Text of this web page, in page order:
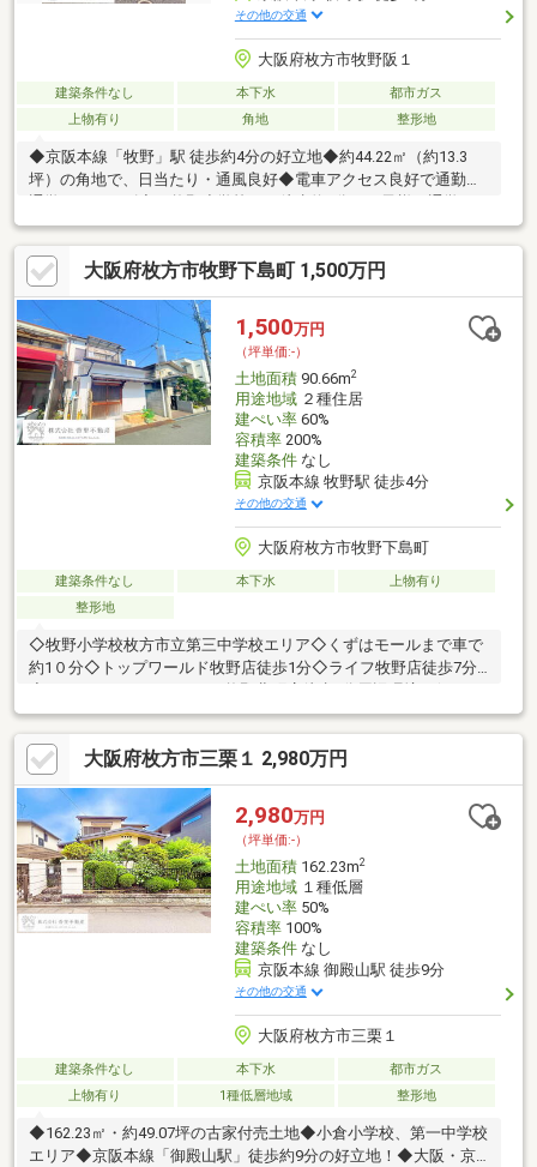
その他の交通
大阪府枚方市牧野阪１
建築条件なし 本下水
都市ガス
上物有り
角地 整形地
◆京阪本線「牧野」駅 徒歩約4分の好立地◆約44.22㎡（約13.3
坪）の角地で、日当たり・通風良好◆電車アクセス良好で通勤・
安心の距離◆保育施設や公園が近く、子育て世帯に最適 - かじ
ゅまる木保育園 徒歩約6分 - 牧野幼稚園 徒歩約5分 - 西牧野公
園 徒歩約6分◆スーパーや生活施設も充実。毎日の買い物や生活
に便利な環境
大阪府枚方市牧野下島町 1,500万円
1,500万円
（坪単価:-）
土地面積90.66m2
用途地域２種住居
建ぺい率60%
容積率200%
建築条件なし
京阪本線 牧野駅 徒歩4分
その他の交通
大阪府枚方市牧野下島町
建築条件なし 本下水
上物有り
整形地
◇牧野小学校枚方市立第三中学校エリア◇くずはモールまで車で
約1０分◇トップワールド牧野店徒歩1分◇ライフ牧野店徒歩7分
リアです！＊連棟住宅につき解体を行う際は、切り離しが必要と
なります。
大阪府枚方市三栗１ 2,980万円
2,980万円
（坪単価:-）
土地面積162.23m2
用途地域１種低層
建ぺい率50%
容積率100%
建築条件なし
京阪本線 御殿山駅 徒歩9分
その他の交通
大阪府枚方市三栗１
建築条件なし 本下水
都市ガス
上物有り
1種低層地域 整形地
◆162.23㎡・約49.07坪の古家付売土地◆小倉小学校、第一中学校
エリア◆京阪本線「御殿山駅」徒歩約9分の好立地！◆大阪・京